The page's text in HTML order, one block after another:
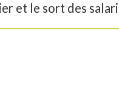
et le sort des